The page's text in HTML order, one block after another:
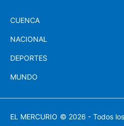
CUENCA
NACIONAL
DEPORTES
MUNDO
EL MERCURIO © 2026 - Todos